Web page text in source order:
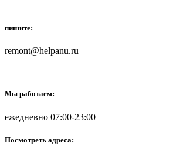
пишите:
remont@helpanu.ru
Мы работаем:
ежедневно 07:00-23:00
Посмотреть адреса: